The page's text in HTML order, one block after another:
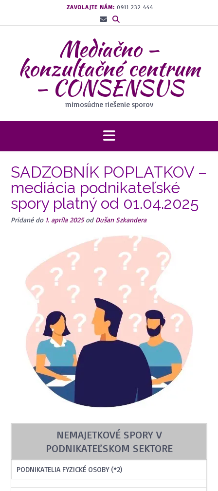
obsah
ZAVOLAJTE NÁM: 0911 232 444
Mediačno –
konzultačné centrum
– CONSENSUS
mimosúdne riešenie sporov
SADZOBNÍK POPLATKOV –
mediácia podnikateľské
spory platný od 01.04.2025
Pridané do 1. apríla 2025od Dušan Szkandera
NEMAJETKOVÉ SPORY V
PODNIKATEĽSKOM SEKTORE
PODNIKATELIA FYZICKÉ OSOBY (*2)